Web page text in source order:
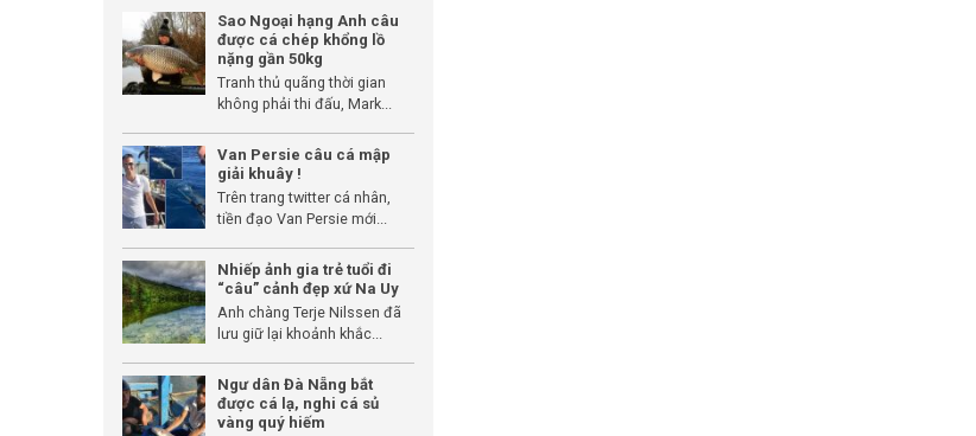
Sao Ngoại hạng Anh câu
được cá chép khổng lồ
nặng gần 50kg
Tranh thủ quãng thời gian
không phải thi đấu, Mark...
Van Persie câu cá mập
giải khuây !
Trên trang twitter cá nhân,
tiền đạo Van Persie mới...
Nhiếp ảnh gia trẻ tuổi đi
“câu” cảnh đẹp xứ Na Uy
Anh chàng Terje Nilssen đã
lưu giữ lại khoảnh khắc...
Ngư dân Đà Nẵng bắt
được cá lạ, nghi cá sủ
vàng quý hiếm